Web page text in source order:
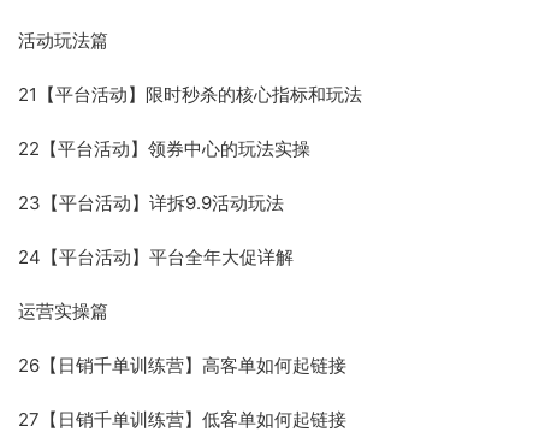
活动玩法篇
21【平台活动】限时秒杀的核心指标和玩法
22【平台活动】领券中心的玩法实操
23【平台活动】详拆9.9活动玩法
24【平台活动】平台全年大促详解
运营实操篇
26【日销千单训练营】高客单如何起链接
27【日销千单训练营】低客单如何起链接